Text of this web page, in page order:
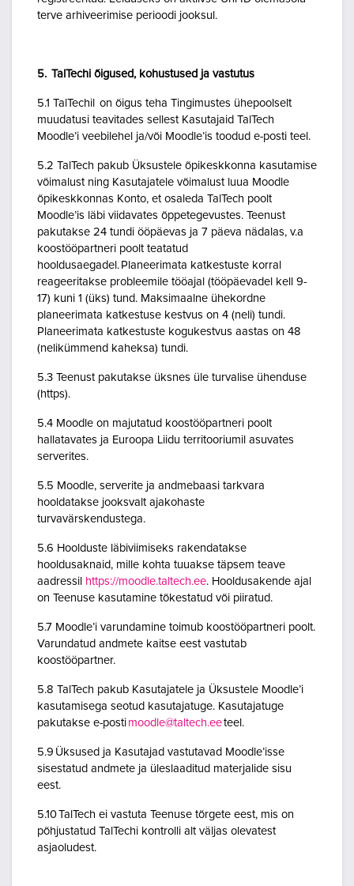
terve arhiveerimise perioodi jooksul.
5. TalTechi õigused, kohustused ja vastutus
5.1 TalTechil on õigus teha Tingimustes ühepoolselt
muudatusi teavitades sellest Kasutajaid TalTech
Moodle’i veebilehel ja/või Moodle’is toodud e-posti teel.
5.2 TalTech pakub Üksustele õpikeskkonna kasutamise
võimalust ning Kasutajatele võimalust luua Moodle
õpikeskkonnas Konto, et osaleda TalTech poolt
Moodle’is läbi viidavates õppetegevustes. Teenust
pakutakse 24 tundi ööpäevas ja 7 päeva nädalas, v.a
koostööpartneri poolt teatatud
hooldusaegadel. Planeerimata katkestuste korral
reageeritakse probleemile tööajal (tööpäevadel kell 9-
17) kuni 1 (üks) tund. Maksimaalne ühekordne
planeerimata katkestuse kestvus on 4 (neli) tundi.
Planeerimata katkestuste kogukestvus aastas on 48
(nelikümmend kaheksa) tundi.
5.3 Teenust pakutakse üksnes üle turvalise ühenduse
(https).
5.4 Moodle on majutatud koostööpartneri poolt
hallatavates ja Euroopa Liidu territooriumil asuvates
serverites.
5.5 Moodle, serverite ja andmebaasi tarkvara
hooldatakse jooksvalt ajakohaste
turvavärskendustega.
5.6 Hoolduste läbiviimiseks rakendatakse
hooldusaknaid, mille kohta tuuakse täpsem teave
aadressil https://moodle.taltech.ee. Hooldusakende ajal
on Teenuse kasutamine tõkestatud või piiratud.
5.7 Moodle’i varundamine toimub koostööpartneri poolt.
Varundatud andmete kaitse eest vastutab
koostööpartner.
5.8 TalTech pakub Kasutajatele ja Üksustele Moodle’i
kasutamisega seotud kasutajatuge. Kasutajatuge
pakutakse e-posti moodle@taltech.eeteel.
5.9 Üksused ja Kasutajad vastutavad Moodle’isse
sisestatud andmete ja üleslaaditud materjalide sisu
eest.
5.10 TalTech ei vastuta Teenuse tõrgete eest, mis on
põhjustatud TalTechi kontrolli alt väljas olevatest
asjaoludest.